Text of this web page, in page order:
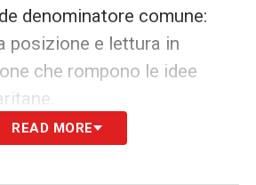
denominatore comune:
posizione e lettura in
che rompono le idee
grande prestazione di
READ MORE